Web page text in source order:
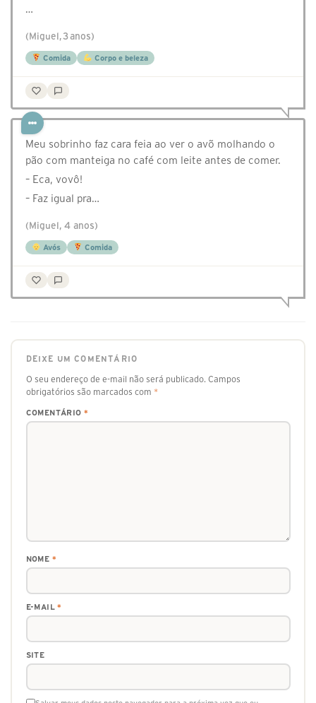
…
(Miguel, 3 anos)
Comida Corpo e beleza
Meu sobrinho faz cara feia ao ver o avõ molhando o
pão com manteiga no café com leite antes de comer.
– Eca, vovô!
– Faz igual pra…
(Miguel, 4 anos)
Avós Comida
DEIXE UM COMENTÁRIO
O seu endereço de e-mail não será publicado. Campos
obrigatórios são marcados com *
COMENTÁRIO *
NOME *
E-MAIL*
SITE